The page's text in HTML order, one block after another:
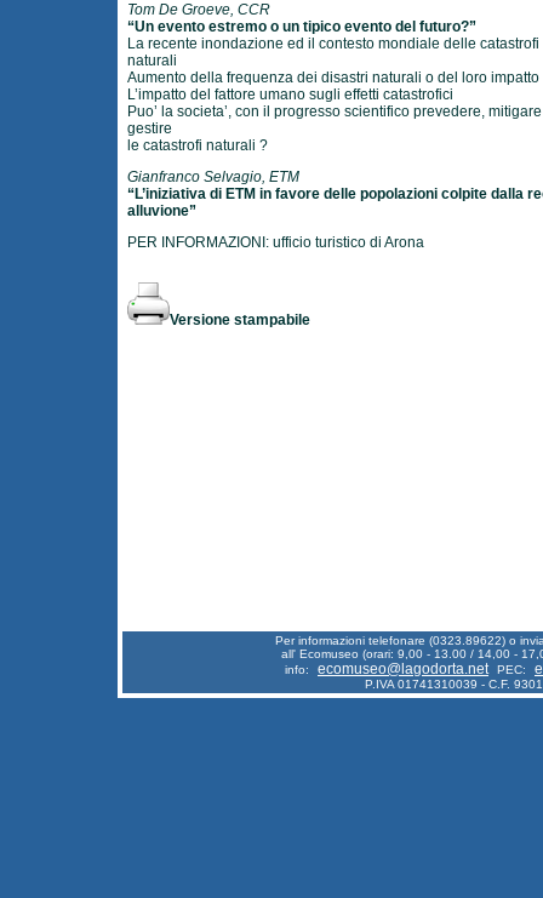
Tom De Groeve, CCR
“Un evento estremo o un tipico evento del futuro?”
La recente inondazione ed il contesto mondiale delle catastrofi
naturali
Aumento della frequenza dei disastri naturali o del loro impatto
L’impatto del fattore umano sugli effetti catastrofici
Puo’ la societa’, con il progresso scientifico prevedere,
gestire
le catastrofi naturali ?
Gianfranco Selvagio, ETM
“L’iniziativa di ETM in favore delle popolazioni colpite dalla
alluvione”
PER INFORMAZIONI: ufficio turistico di Arona
Versione stampabile
Per informazioni telefonare (0323.89622) o
all' Ecomuseo (orari: 9,00 - 13.00 / 14,00 -
info:
ecomuseo@lagodorta.net PEC:
P.IVA 01741310039 - C.F.